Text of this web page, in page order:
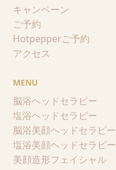
キャンペーン
ご予約
Hotpepperご予約
アクセス
MENU
脳浴ヘッドセラピー
塩浴ヘッドセラピー
脳浴美顔ヘッドセラピー
塩浴美顔ヘッドセラピー
美顔造形フェイシャル